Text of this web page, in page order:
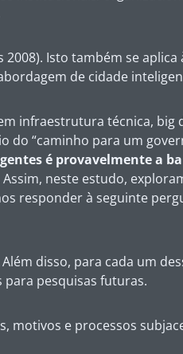
Isto também se aplica
de cidade
infraestrutura técnica, big
do “caminho para um
é provavelmente a
Assim, neste estudo,
responder à seguinte
disso, para cada um
pesquisas futuras.
motivos e processos